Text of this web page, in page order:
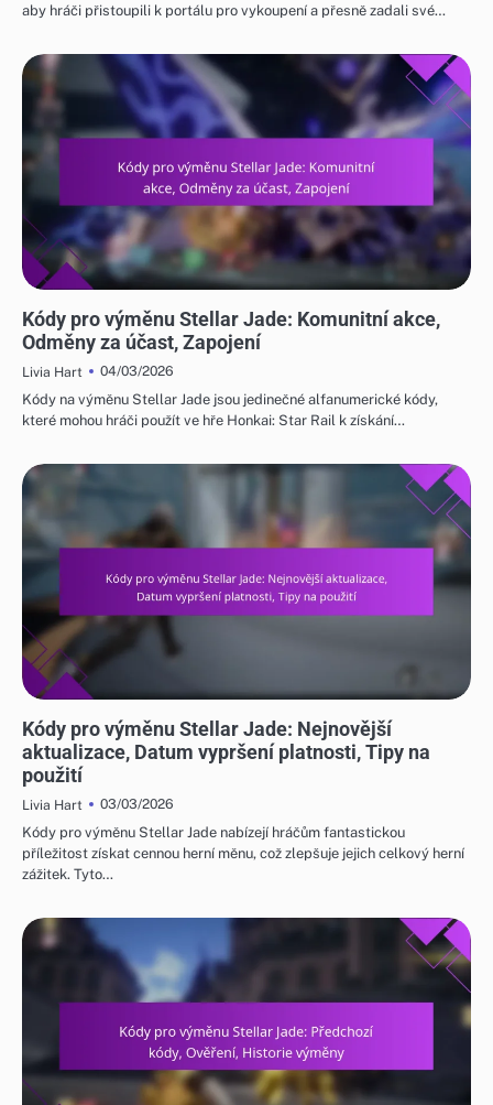
aby hráči přistoupili k portálu pro vykoupení a přesně zadali své…
Kódy pro výměnu Stellar Jade: Komunitní akce,
Odměny za účast, Zapojení
Livia Hart
04/03/2026
Kódy na výměnu Stellar Jade jsou jedinečné alfanumerické kódy,
které mohou hráči použít ve hře Honkai: Star Rail k získání…
Kódy pro výměnu Stellar Jade: Nejnovější
aktualizace, Datum vypršení platnosti, Tipy na
použití
Livia Hart
03/03/2026
Kódy pro výměnu Stellar Jade nabízejí hráčům fantastickou
příležitost získat cennou herní měnu, což zlepšuje jejich celkový herní
zážitek. Tyto…